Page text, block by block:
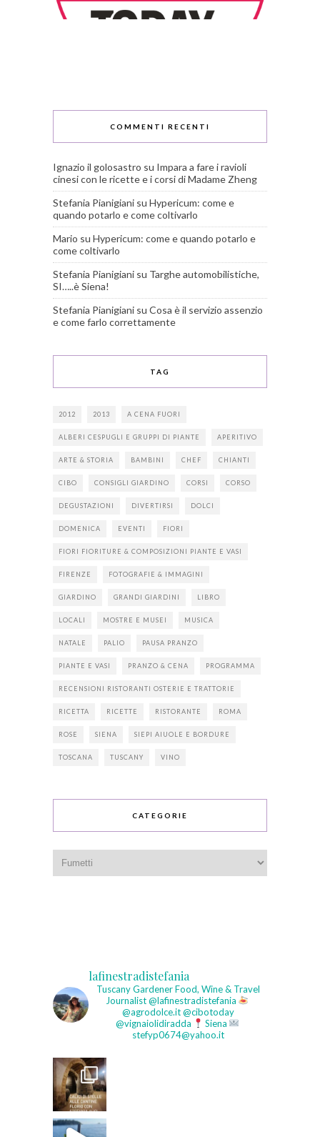
COMMENTI RECENTI
Ignazio il golosastro su Impara a fare i ravioli
cinesi con le ricette e i corsi di Madame Zheng
Stefania Pianigiani su Hypericum: come e
quando potarlo e come coltivarlo
Mario su Hypericum: come e quando potarlo e
come coltivarlo
Stefania Pianigiani su Targhe automobilistiche,
SI…..è Siena!
Stefania Pianigiani su Cosa è il servizio assenzio
e come farlo correttamente
TAG
2012 2013 A CENA FUORI
ALBERI CESPUGLI E GRUPPI DI PIANTE APERITIVO
ARTE & STORIA BAMBINI CHEF CHIANTI
CIBO CONSIGLI GIARDINO CORSI CORSO
DEGUSTAZIONI DIVERTIRSI DOLCI
DOMENICA EVENTI FIORI
FIORI FIORITURE & COMPOSIZIONI PIANTE E VASI
FIRENZE FOTOGRAFIE & IMMAGINI
GIARDINO GRANDI GIARDINI LIBRO
LOCALI MOSTRE E MUSEI MUSICA
NATALE PALIO PAUSA PRANZO
PIANTE E VASI PRANZO & CENA PROGRAMMA
RECENSIONI RISTORANTI OSTERIE E TRATTORIE
RICETTA RICETTE RISTORANTE ROMA
ROSE SIENA SIEPI AIUOLE E BORDURE
TOSCANA TUSCANY VINO
CATEGORIE
lafinestradistefania
Tuscany GardenerFood, Wine & Travel
Journalist@lafinestradistefania
@agrodolce.it @cibotoday
@vignaiolidiradda
Siena
stefyp0674@yahoo.it